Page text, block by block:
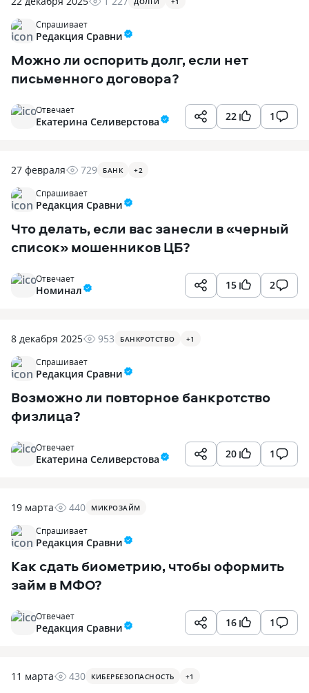
Спрашивает
Редакция Сравни
Можно ли оспорить долг, если нет
письменного договора?
22 1
Отвечает
Екатерина Селиверстова
27 февраля 729 БАНК +2
Спрашивает
Редакция Сравни
Что делать, если вас занесли в «черный
список» мошенников ЦБ?
15 2
Отвечает
Номинал
8 декабря 2025 953 БАНКРОТСТВО +1
Спрашивает
Редакция Сравни
Возможно ли повторное банкротство
физлица?
20 1
Отвечает
Екатерина Селиверстова
19 марта 440 МИКРОЗАЙМ
Спрашивает
Редакция Сравни
Как сдать биометрию, чтобы оформить
займ в МФО?
16 1
Отвечает
Редакция Сравни
11 марта 430 КИБЕРБЕЗОПАСНОСТЬ +1